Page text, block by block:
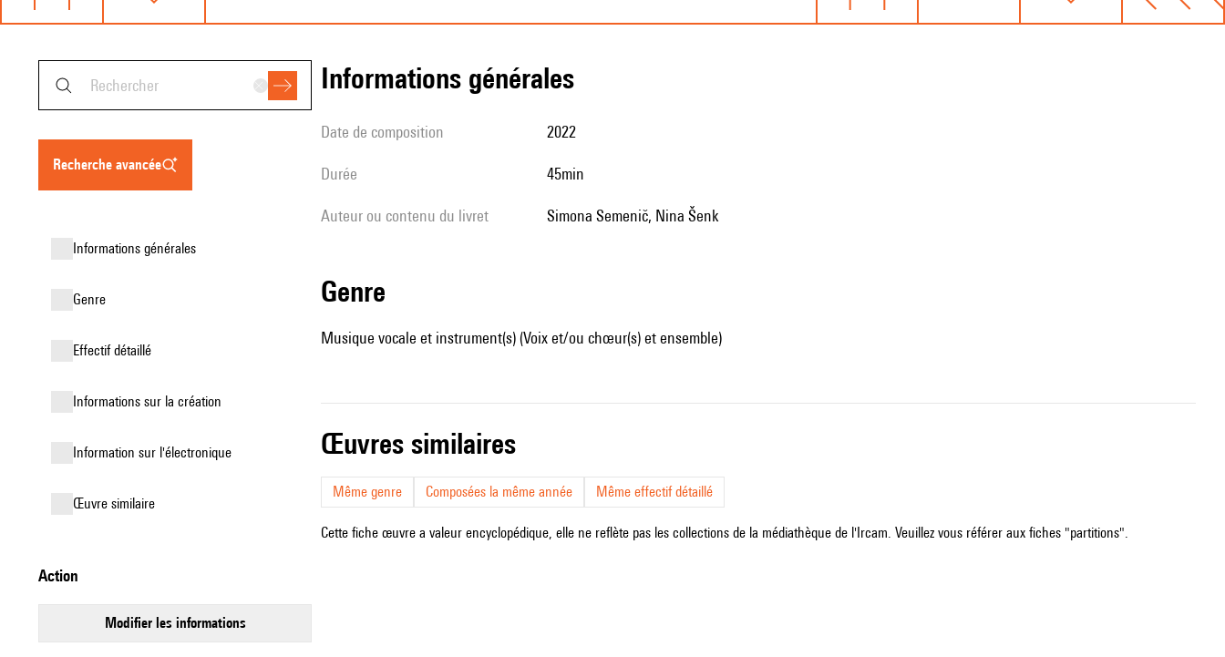
recherche avancée
informations générales
genre
effectif détaillé
informations sur la création
Information sur l'électronique
œuvre similaire
action
modifier les informations
informations générales
date de composition 2022
durée 45min
Auteur ou contenu du livret Simona Semenič, Nina Šenk
genre
Musique vocale et instrument(s) (Voix et/ou chœur(s) et ensemble)
œuvres similaires
Même genre Composées la même année Même effectif détaillé
Cette fiche œuvre a valeur encyclopédique, elle ne reflète pas les collections de la médiathèque de l'Ircam. Veuillez vous référer aux fiches "partitions".